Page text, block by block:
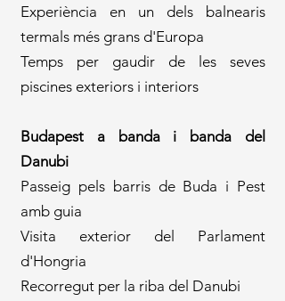
Experiència en un dels balnearis
termals més grans d'Europa
Temps per gaudir de les seves
piscines exteriors i interiors
Budapest a banda i banda del
Danubi
Passeig pels barris de Buda i Pest
amb guia
Visita exterior del Parlament
d'Hongria
Recorregut per la riba del Danubi